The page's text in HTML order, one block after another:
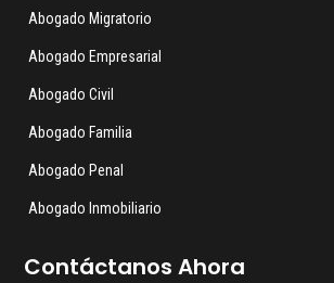
Abogado Migratorio
Abogado Empresarial
Abogado Civil
Abogado Familia
Abogado Penal
Abogado Inmobiliario
Contáctanos Ahora